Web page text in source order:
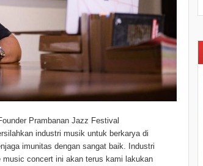
Prambanan Jazz Festival
industri musik untuk berkarya di
imunitas dengan sangat baik. Industri
concert ini akan terus kami lakukan